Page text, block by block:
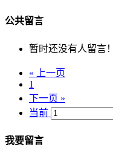
公共留言
暂时还没有人留言！
« 上一页
1
下一页 »
当前
我要留言